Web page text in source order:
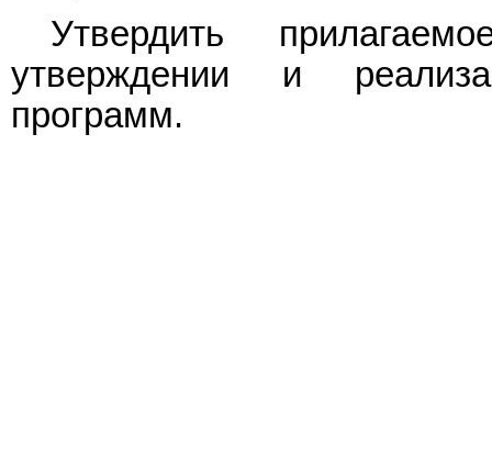
Утвердить
утверждении и
программ.